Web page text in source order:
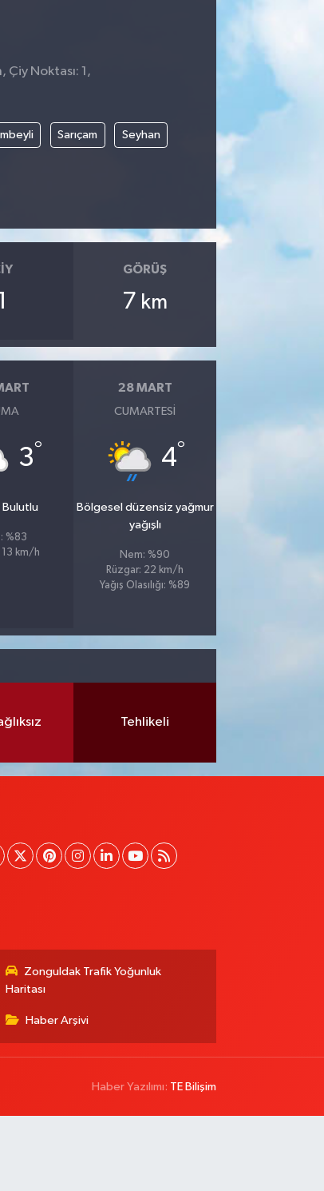
Çiy Noktası: 1,
Sarıçam Seyhan
GÖRÜŞ
7 km
3°
Bulutlu
%83
13 km/h
28 MART
CUMARTESI
4°
Bölgesel düzensiz yağmur
yağışlı
Nem: %90
Rüzgar: 22 km/h
Yağış Olasılığı: %89
Tehlikeli
Zonguldak Trafik Yoğunluk
Haritası
Haber Arşivi
Haber Yazılımı: TE Bilişim